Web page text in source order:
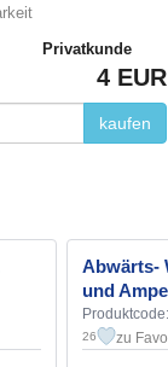
Privatkunde
4 EUR
kaufen
Abwärts-
und
26 zu